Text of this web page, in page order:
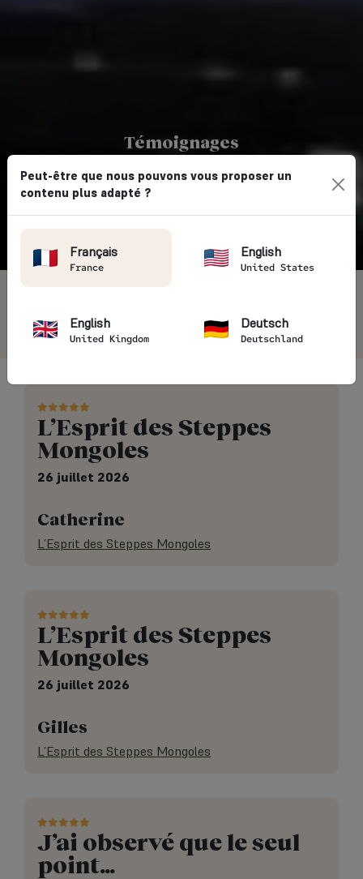
Témoignages
AVIS VOYAGEURS
Vintage Rides→ Avis clients
L’Esprit des Steppes
Mongoles
26 juillet 2026
Catherine
L’Esprit des Steppes Mongoles
L’Esprit des Steppes
Mongoles
26 juillet 2026
Gilles
L’Esprit des Steppes Mongoles
J’ai observé que le seul
point…
Peut-être que nous pouvons vous proposer un
contenu plus adapté ?
Français
France
English
United States
English
United Kingdom
Deutsch
Deutschland